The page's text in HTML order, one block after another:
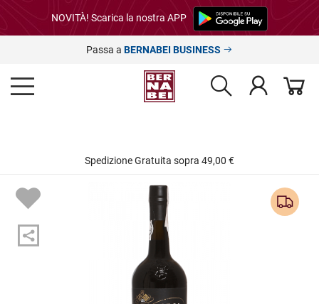
NOVITÀ! Scarica la nostra APP
Passa a BERNABEI BUSINESS
Spedizione Gratuita sopra 49,00 €